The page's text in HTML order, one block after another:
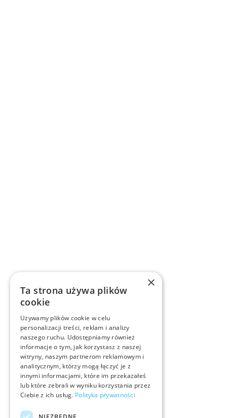
×
Ta strona używa plików
cookie
Używamy plików cookie w celu
personalizacji treści, reklam i analizy
naszego ruchu. Udostępniamy również
informacje o tym, jak korzystasz z naszej
witryny, naszym partnerom reklamowym i
analitycznym, którzy mogą łączyć je z
innymi informacjami, które im przekazałeś
lub które zebrali w wyniku korzystania przez
Ciebie z ich usług. Polityka prywatności